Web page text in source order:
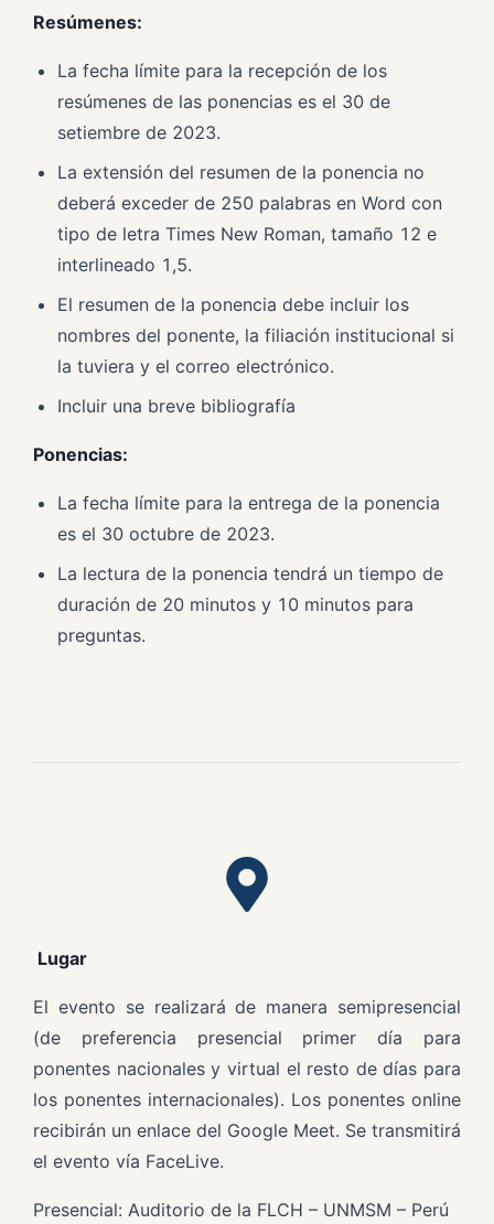
Resúmenes:
La fecha límite para la recepción de los
resúmenes de las ponencias es el 30 de
setiembre de 2023.
La extensión del resumen de la ponencia no
deberá exceder de 250 palabras en Word con
tipo de letra Times New Roman, tamaño 12 e
interlineado 1,5.
El resumen de la ponencia debe incluir los
nombres del ponente, la filiación institucional si
la tuviera y el correo electrónico.
Incluir una breve bibliografía
Ponencias:
La fecha límite para la entrega de la ponencia
es el 30 octubre de 2023.
La lectura de la ponencia tendrá un tiempo de
duración de 20 minutos y 10 minutos para
preguntas.
Lugar
El evento se realizará de manera semipresencial
(de preferencia presencial primer día para
ponentes nacionales y virtual el resto de días para
los ponentes internacionales). Los ponentes online
recibirán un enlace del Google Meet. Se transmitirá
el evento vía FaceLive.
Presencial: Auditorio de la FLCH – UNMSM – Perú